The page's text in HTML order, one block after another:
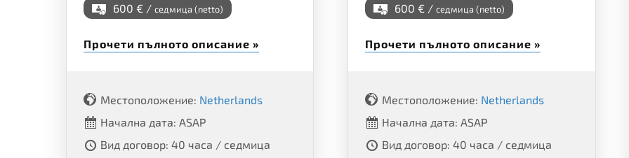
600 € /седмица (netto)
Прочети пълното описание »
Местоположение: Netherlands
Начална дата: ASAP
Вид договор: 40 часа / седмица
600 € /седмица (netto)
Прочети пълното описание »
Местоположение: Netherlands
Начална дата: ASAP
Вид договор: 40 часа / седмица